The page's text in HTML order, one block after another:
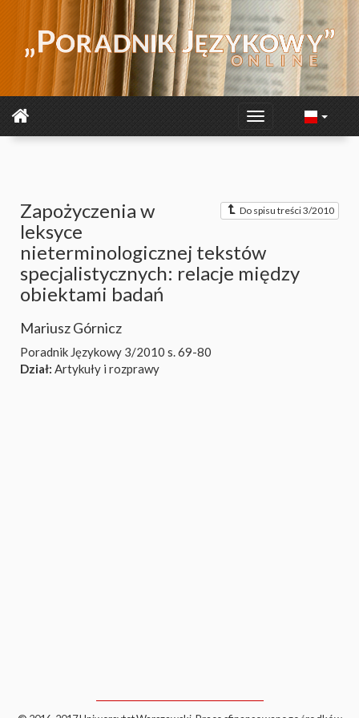
Do spisu treści 3/2010
Zapożyczenia w
leksyce
nieterminologicznej tekstów
specjalistycznych: relacje między
obiektami badań
Mariusz Górnicz
Poradnik Językowy 3/2010 s. 69-80
Dział: Artykuły i rozprawy